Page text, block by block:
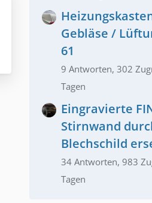
Gebläse /
61
9 Antworten, 302
Tagen
Eingravierte
Stirnwand
Blechschild
34 Antworten, 983
Tagen